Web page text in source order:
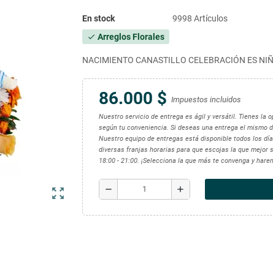
zoom_out_map
En stock 9998 Artículos
check Arreglos Florales
NACIMIENTO CANASTILLO CELEBRACIÓN ES
86.000 $ Impuestos incluidos
Nuestro servicio de entrega es ágil y versátil. Tienes la
según tu conveniencia. Si deseas una entrega el mismo
Nuestro equipo de entregas está disponible todos los
diversas franjas horarias para que escojas la que mejor
18:00 - 21:00. ¡Selecciona la que más te convenga y
remove add